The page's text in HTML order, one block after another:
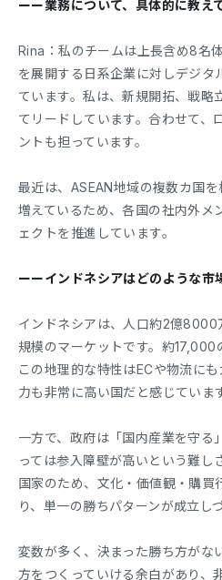
ーー業務について、具体的に教え
Rina：私のチームは上長含め8名
を展開する日系企業に対しデジタ
ています。私は、新規開拓、戦略
てリードしています。合わせて、
ントも担っています。
最近は、ASEAN地域の複数カ国
増えているため、各国の社内外メ
ェクトを推進しています。
ーーインドネシアはどのような市
インドネシアは、人口約2億8000
規模のマーケットです。約17,000
この地理的な特性はECや物流に
力も非常に高い国だと感じていま
一方で、政府は「国内産業を守る
っては参入障壁が高いという難し
国家のため、文化・価値観・購買
り、単一の勝ちパターンが成立し
変数が多く、決まった勝ち方がな
方をつくっていける余白があり、